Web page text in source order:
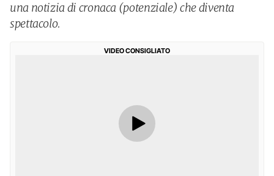
una notizia di cronaca (potenziale) che diventa
spettacolo.
VIDEO CONSIGLIATO